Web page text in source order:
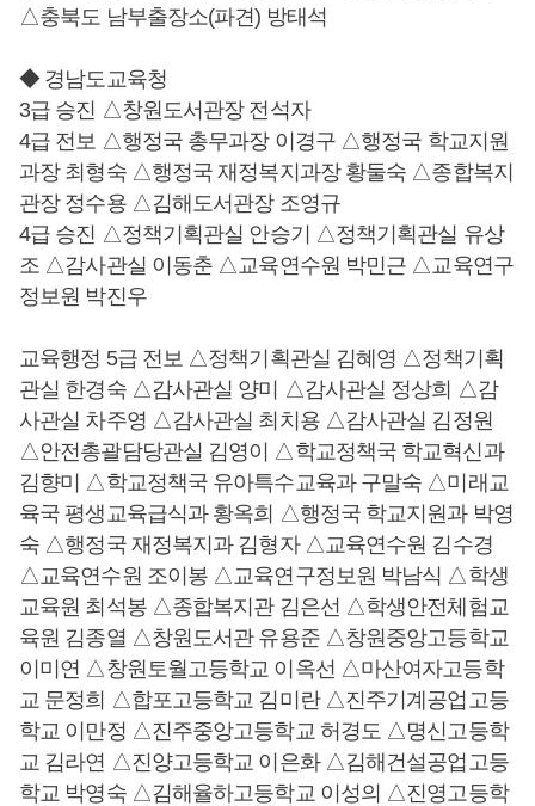
△충북도 남부출장소(파견) 방태석
◆ 경남도교육청
3급 승진 △창원도서관장 전석자
4급 전보 △행정국 총무과장 이경구 △행정국 학교지원
과장 최형숙 △행정국 재정복지과장 황둘숙 △종합복지
관장 정수용 △김해도서관장 조영규
4급 승진 △정책기획관실 안승기 △정책기획관실 유상
조 △감사관실 이동춘 △교육연수원 박민근 △교육연구
정보원 박진우
교육행정 5급 전보 △정책기획관실 김혜영 △정책기획
관실 한경숙 △감사관실 양미 △감사관실 정상희 △감
사관실 차주영 △감사관실 최치용 △감사관실 김정원
△안전총괄담당관실 김영이 △학교정책국 학교혁신과
김향미 △학교정책국 유아특수교육과 구말숙 △미래교
육국 평생교육급식과 황옥희 △행정국 학교지원과 박영
숙 △행정국 재정복지과 김형자 △교육연수원 김수경
△교육연수원 조이봉 △교육연구정보원 박남식 △학생
교육원 최석봉 △종합복지관 김은선 △학생안전체험교
육원 김종열 △창원도서관 유용준 △창원중앙고등학교
이미연 △창원토월고등학교 이옥선 △마산여자고등학
교 문정희 △합포고등학교 김미란 △진주기계공업고등
학교 이만정 △진주중앙고등학교 허경도 △명신고등학
교 김라연 △진양고등학교 이은화 △김해건설공업고등
학교 박영숙 △김해율하고등학교 이성의 △진영고등학